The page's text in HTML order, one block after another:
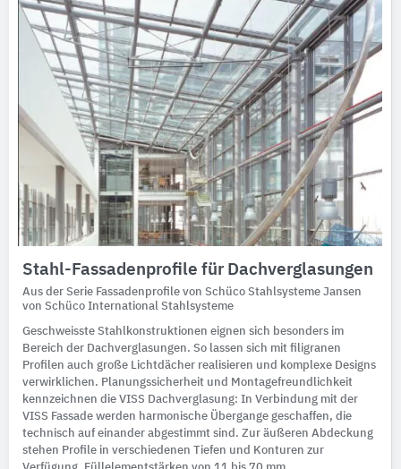
Stahl-Fassadenprofile für Dachverglasungen
Aus der Serie Fassadenprofile von Schüco Stahlsysteme Jansen
von Schüco International Stahlsysteme
Geschweisste Stahlkonstruktionen eignen sich besonders im
Bereich der Dachverglasungen. So lassen sich mit filigranen
Profilen auch große Lichtdächer realisieren und komplexe Designs
verwirklichen. Planungssicherheit und Montagefreundlichkeit
kennzeichnen die VISS Dachverglasung: In Verbindung mit der
VISS Fassade werden harmonische Übergange geschaffen, die
technisch auf einander abgestimmt sind. Zur äußeren Abdeckung
stehen Profile in verschiedenen Tiefen und Konturen zur